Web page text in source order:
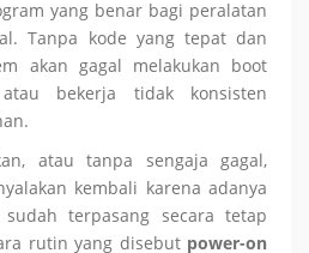
yang benar bagi peralatan
Tanpa kode yang tepat dan
akan gagal melakukan boot
bekerja tidak konsisten
atau tanpa sengaja gagal,
kembali karena adanya
terpasang secara tetap
rutin yang disebut power-on